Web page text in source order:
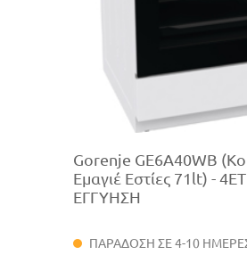
Gorenje GE6A40WB
Εμαγιέ Εστίες 71lt) -
ΕΓΓΥΗΣΗ
ΠΑΡΑΔΟΣΗ ΣΕ 4-10